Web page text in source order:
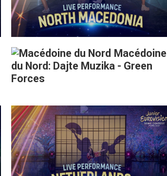
Macédoine
du Nord: Dajte Muzika - Green
Forces